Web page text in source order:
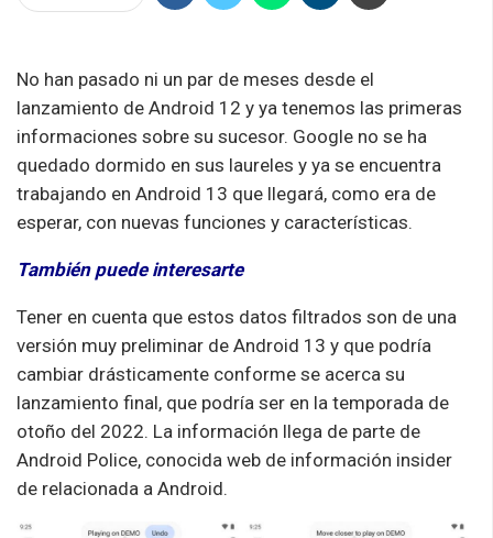
No han pasado ni un par de meses desde el
lanzamiento de Android 12 y ya tenemos las primeras
informaciones sobre su sucesor. Google no se ha
quedado dormido en sus laureles y ya se encuentra
trabajando en Android 13 que llegará, como era de
esperar, con nuevas funciones y características.
También puede interesarte
Tener en cuenta que estos datos filtrados son de una
versión muy preliminar de Android 13 y que podría
cambiar drásticamente conforme se acerca su
lanzamiento final, que podría ser en la temporada de
otoño del 2022. La información llega de parte de
Android Police, conocida web de información insider
de relacionada a Android.